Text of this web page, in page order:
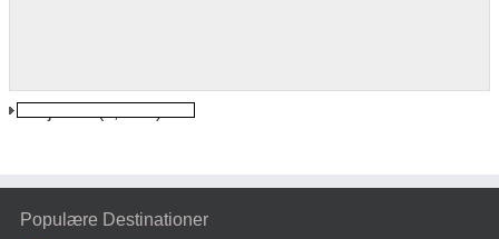
Populære Destinationer